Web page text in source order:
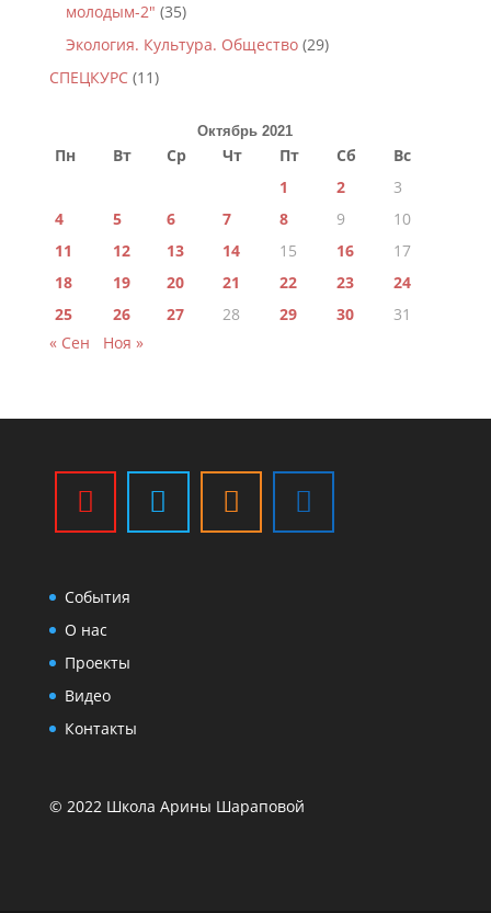
молодым-2" (35)
Экология. Культура. Общество(29)
СПЕЦКУРС(11)
Октябрь 2021
Пн Вт Ср Чт Пт Сб
Вс
1
2
3
4
5 6 7 8 9
10
11
12 13 14 15 16
17
18
19 20 21 22 23
24
25
26 27 28 29 30
31
« Сен
Ноя »
События
О нас
Проекты
Видео
Контакты
© 2022 Школа Арины Шараповой